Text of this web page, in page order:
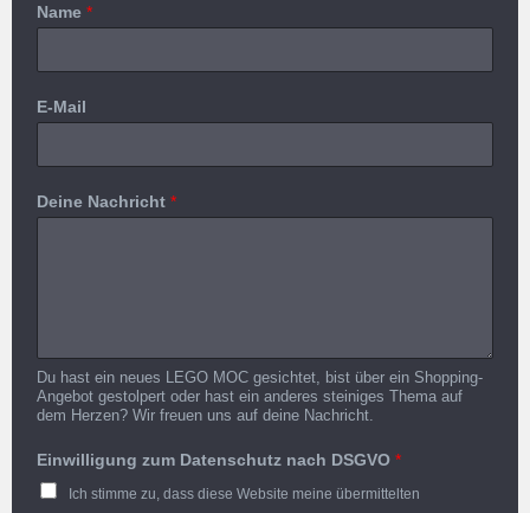
Name *
E-Mail
Deine Nachricht *
Du hast ein neues LEGO MOC gesichtet, bist über ein Shopping-
Angebot gestolpert oder hast ein anderes steiniges Thema auf
dem Herzen? Wir freuen uns auf deine Nachricht.
Einwilligung zum Datenschutz nach DSGVO *
Ich stimme zu, dass diese Website meine übermittelten